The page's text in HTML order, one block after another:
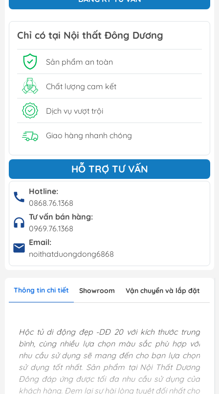
Chỉ có tại Nội thất Đông Dương
Sản phẩm an toàn
Chất lượng cam kết
Dịch vụ vượt trội
Giao hàng nhanh chóng
HỖ TRỢ TƯ VẤN
Hotline:
0868.76.1368
Tư vấn bán hàng:
0969.76.1368
Email:
noithatduongdong6868
Thông tin chi tiết Showroom Vận chuyển và lắp đặt
Hộc tủ di động đẹp -DĐ 20 với kích thước trung
bình, cùng nhiều lựa chọn màu sắc phù hợp với
nhu cầu sử dụng sẽ mang đến cho bạn lựa chọn
sử dụng tốt nhất. Sản phẩm tại Nội Thất Dương
Đông đáp ứng được tối đa nhu cầu sử dụng của
khách hàng. Đem lại sự hài lòng tuyệt đối nhất cho